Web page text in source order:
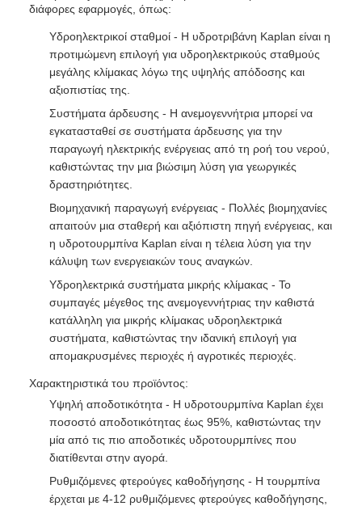
διάφορες εφαρμογές, όπως:
Υδροηλεκτρικοί σταθμοί - Η υδροτριβάνη Kaplan είναι η
προτιμώμενη επιλογή για υδροηλεκτρικούς σταθμούς
μεγάλης κλίμακας λόγω της υψηλής απόδοσης και
αξιοπιστίας της.
Συστήματα άρδευσης - Η ανεμογεννήτρια μπορεί να
εγκατασταθεί σε συστήματα άρδευσης για την
παραγωγή ηλεκτρικής ενέργειας από τη ροή του νερού,
καθιστώντας την μια βιώσιμη λύση για γεωργικές
δραστηριότητες.
Βιομηχανική παραγωγή ενέργειας - Πολλές βιομηχανίες
απαιτούν μια σταθερή και αξιόπιστη πηγή ενέργειας, και
η υδροτουρμπίνα Kaplan είναι η τέλεια λύση για την
κάλυψη των ενεργειακών τους αναγκών.
Υδροηλεκτρικά συστήματα μικρής κλίμακας - Το
συμπαγές μέγεθος της ανεμογεννήτριας την καθιστά
κατάλληλη για μικρής κλίμακας υδροηλεκτρικά
συστήματα, καθιστώντας την ιδανική επιλογή για
απομακρυσμένες περιοχές ή αγροτικές περιοχές.
Χαρακτηριστικά του προϊόντος:
Υψηλή αποδοτικότητα - Η υδροτουρμπίνα Kaplan έχει
ποσοστό αποδοτικότητας έως 95%, καθιστώντας την
μία από τις πιο αποδοτικές υδροτουρμπίνες που
διατίθενται στην αγορά.
Ρυθμιζόμενες φτερούγες καθοδήγησης - Η τουρμπίνα
έρχεται με 4-12 ρυθμιζόμενες φτερούγες καθοδήγησης,